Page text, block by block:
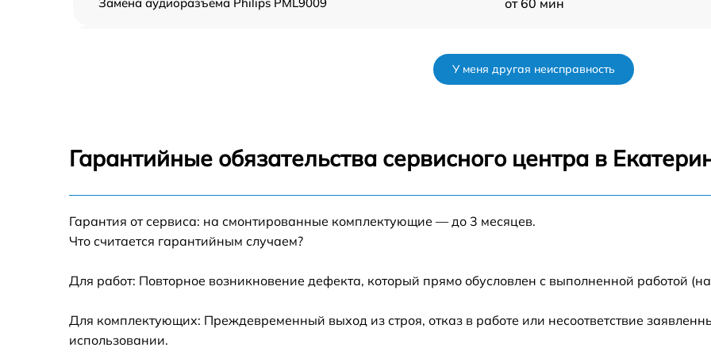
от 60 мин
Прошивка блока управления Philips
PML9009
от 60 мин
Замена контроллера Philips PML9009 от 60 мин
У меня другая неисправность
Гарантийные обязательства сервисного центра в
Гарантия от сервиса: на смонтированные комплектующие — до 3 месяцев.
Что считается гарантийным случаем?
Для работ: Повторное возникновение дефекта, который прямо обусловлен с выполненной работой
Для комплектующих: Преждевременный выход из строя, отказ в работе или несоответствие
использовании.